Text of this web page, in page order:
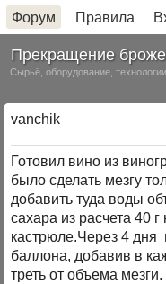
Форум Правила
Прекращение
Сырьё, оборудование,
vanchik
Готовил вино из
было сделать мезгу
добавить туда воды
сахара из расчета 40
кастрюле.Через 4 дня
баллона, добавив в
треть от объема